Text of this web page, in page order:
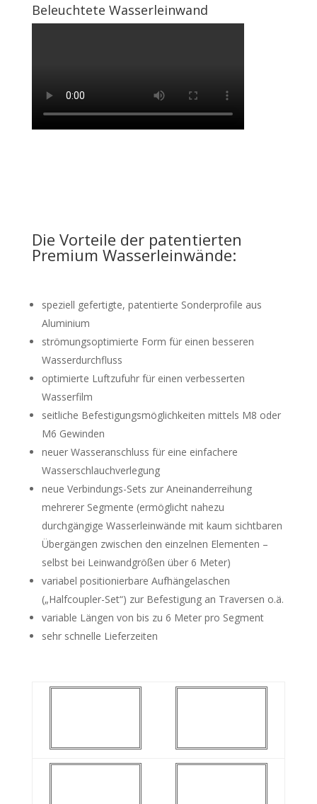
Beleuchtete Wasserleinwand
Die Vorteile der patentierten
Premium Wasserleinwände:
speziell gefertigte, patentierte Sonderprofile aus
Aluminium
strömungsoptimierte Form für einen besseren
Wasserdurchfluss
optimierte Luftzufuhr für einen verbesserten
Wasserfilm
seitliche Befestigungsmöglichkeiten mittels M8 oder
M6 Gewinden
neuer Wasseranschluss für eine einfachere
Wasserschlauchverlegung
neue Verbindungs-Sets zur Aneinanderreihung
mehrerer Segmente (ermöglicht nahezu
durchgängige Wasserleinwände mit kaum sichtbaren
Übergängen zwischen den einzelnen Elementen –
selbst bei Leinwandgrößen über 6 Meter)
variabel positionierbare Aufhängelaschen
(„Halfcoupler-Set“) zur Befestigung an Traversen o.ä.
variable Längen von bis zu 6 Meter pro Segment
sehr schnelle Lieferzeiten